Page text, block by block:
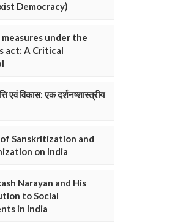
Democracy)
under the
act: A Critical
एवं विकास: एक दर्शनष्शास्त्रीय
Sanskritization and
on India
Narayan and His
to Social
in India